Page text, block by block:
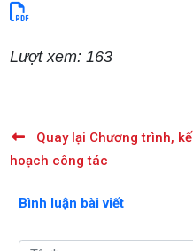
Lượt xem: 163
Quay lại Chương trình, kế
hoạch công tác
Bình luận bài viết